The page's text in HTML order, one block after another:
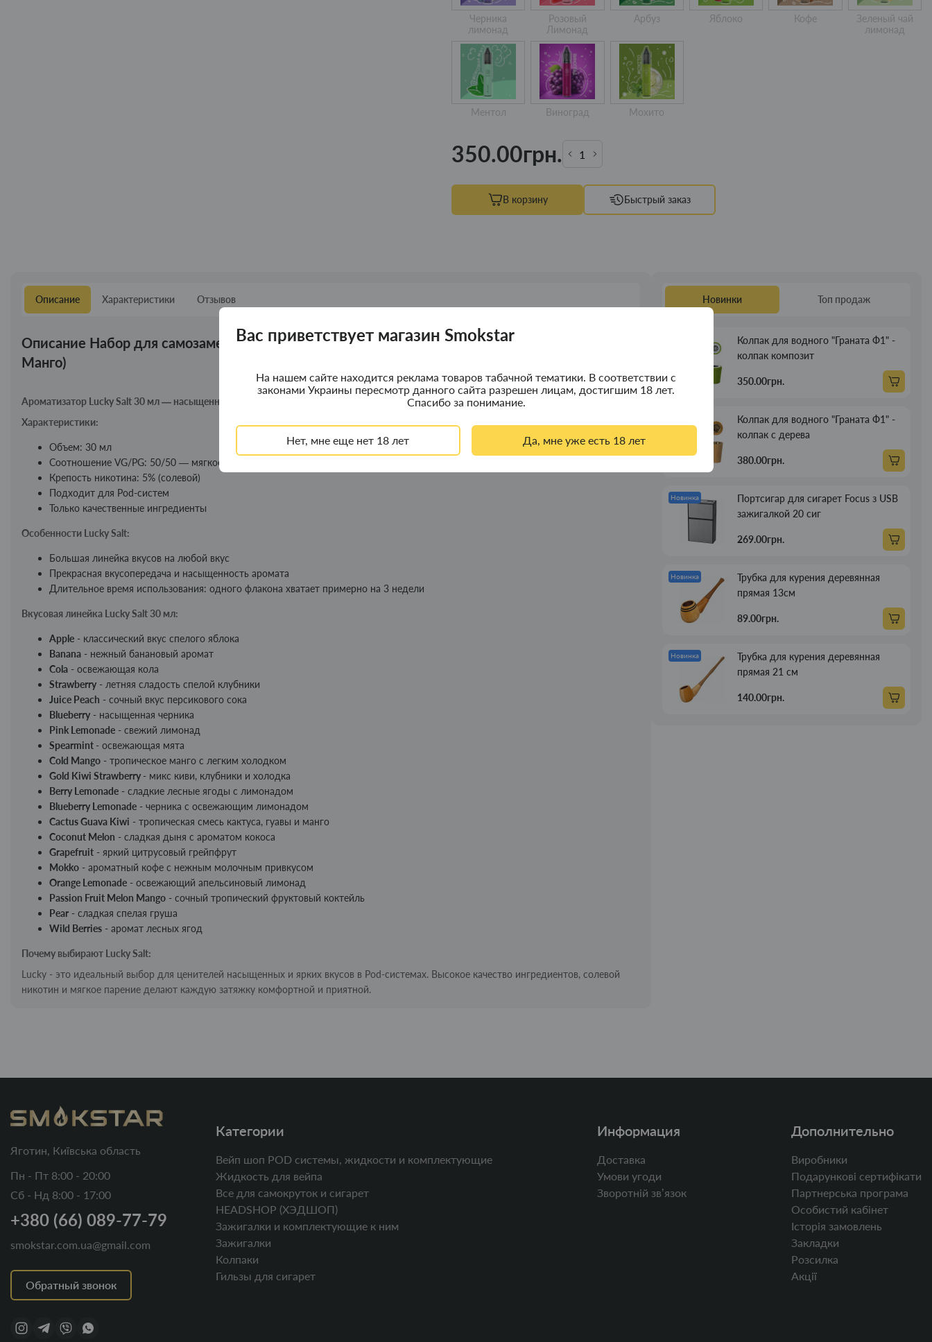
Вас приветствует магазин Smokstar
На нашем сайте находится реклама товаров табачной тематики. В соответствии с
законами Украины пересмотр данного сайта разрешен лицам, достигшим 18 лет.
Спасибо за понимание.
Нет, мне еще нет 18 лет Да, мне уже есть 18 лет
Черника
лимонад
Розовый
Лимонад
Арбуз Яблоко Кофе
Зеленый чай
лимонад
Ментол Виноград Мохито
350.00грн.
В корзину Быстрый заказ
Описание Характеристики Отзывов
Описание Набор для самозамеса Lucky Passion Fruit Melon Mango 30 ml 50 mg (Маракуя Дыня
Манго)
Ароматизатор Lucky Salt 30 мл — насыщенные вкусы для Pod-систем
Характеристики:
Объем: 30 мл
Соотношение VG/PG: 50/50 — мягкое и комфортное парение
Крепость никотина: 5% (солевой)
Подходит для Pod-систем
Только качественные ингредиенты
Особенности Lucky Salt:
Большая линейка вкусов на любой вкус
Прекрасная вкусопередача и насыщенность аромата
Длительное время использования: одного флакона хватает примерно на 3 недели
Вкусовая линейка Lucky Salt 30 мл:
Apple - классический вкус спелого яблока
Banana - нежный банановый аромат
Cola - освежающая кола
Strawberry - летняя сладость спелой клубники
Juice Peach - сочный вкус персикового сока
Blueberry - насыщенная черника
Pink Lemonade - свежий лимонад
Spearmint - освежающая мята
Cold Mango - тропическое манго с легким холодком
Gold Kiwi Strawberry - микс киви, клубники и холодка
Berry Lemonade - сладкие лесные ягоды с лимонадом
Blueberry Lemonade - черника с освежающим лимонадом
Cactus Guava Kiwi - тропическая смесь кактуса, гуавы и манго
Coconut Melon - сладкая дыня с ароматом кокоса
Grapefruit - яркий цитрусовый грейпфрут
Mokko - ароматный кофе с нежным молочным привкусом
Orange Lemonade - освежающий апельсиновый лимонад
Passion Fruit Melon Mango - сочный тропический фруктовый коктейль
Pear - сладкая спелая груша
Wild Berries - аромат лесных ягод
Почему выбирают Lucky Salt:
Lucky - это идеальный выбор для ценителей насыщенных и ярких вкусов в Pod-системах. Высокое качество ингредиентов, солевой
никотин и мягкое парение делают каждую затяжку комфортной и приятной.
Новинки Топ продаж
Колпак для водного "Граната Ф1" -
колпак композит
350.00грн.
Колпак для водного "Граната Ф1" -
колпак с дерева
380.00грн.
Новинка
Портсигар для сигарет Focus з USB
зажигалкой 20 сиг
269.00грн.
Новинка
Трубка для курения деревянная
прямая 13см
89.00грн.
Новинка
Трубка для курения деревянная
прямая 21 см
140.00грн.
Яготин, Київська область
Пн - Пт 8:00 - 20:00
Сб - Нд 8:00 - 17:00
+380 (66) 089-77-79
smokstar.com.ua@gmail.com
Обратный звонок
Категории
Вейп шоп POD системы, жидкости и комплектующие
Жидкость для вейпа
Все для самокруток и сигарет
HEADSHOP (ХЭДШОП)
Зажигалки и комплектующие к ним
Зажигалки
Колпаки
Гильзы для сигарет
Информация
Доставка
Умови угоди
Зворотній звʼязок
Дополнительно
Виробники
Подарункові сертифікати
Партнерська програма
Особистий кабінет
Історія замовлень
Закладки
Розсилка
Акції